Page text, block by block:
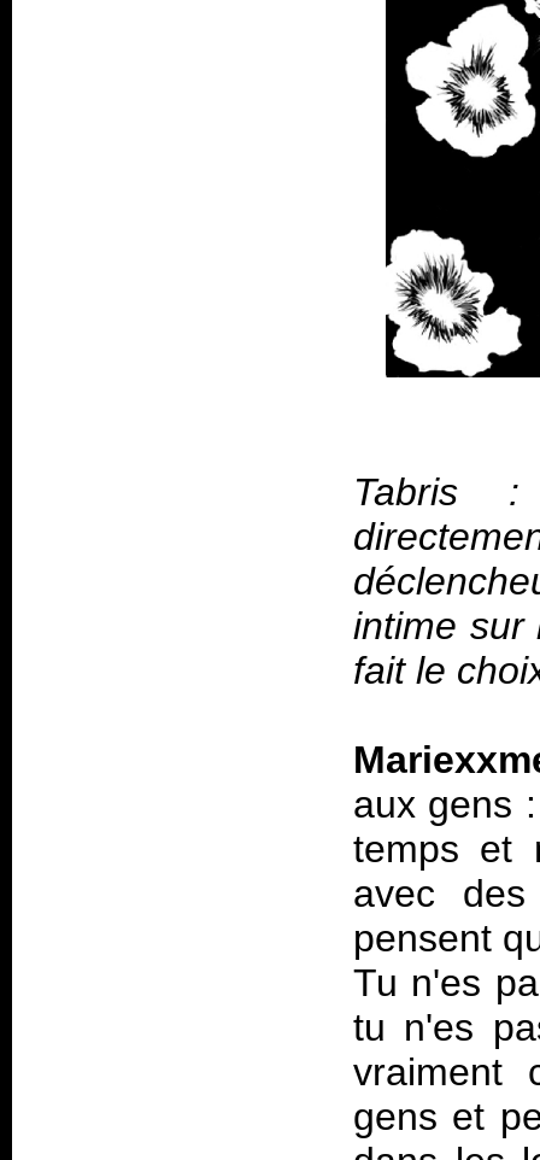
Tabris
intime sur
fait le
aux gens
temps et
avec
pensent
Tu n'es
tu n'es
vraiment
gens et